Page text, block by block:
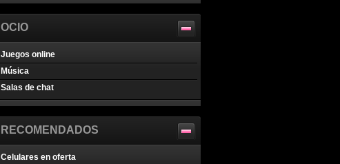
OCIO
Juegos online
Música
Salas de chat
RECOMENDADOS
Celulares en oferta